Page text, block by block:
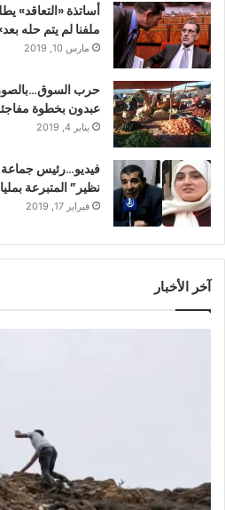
أساتذة «التعاقد»
ملفنا لم يتم حله
مارس 10, 2019
حرب
عبدون بخطوة
يناير 4, 2019
فيديو…رئيس
نظير” المتبرعة بمليار و300
فبراير 17, 2019
آخر الأخبار